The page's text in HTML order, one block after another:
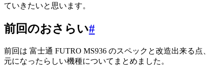
ていきたいと思います。
前回のおさらい#
前回は 富士通 FUTRO MS936 のスペックと改造出来る点、
元になったらしい機種についてまとめました。